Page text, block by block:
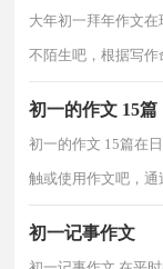
大年初一拜年作文
不陌生吧，根据写
初一的作文 15篇
初一的作文 15篇在
触或使用作文吧，
初一记事作文